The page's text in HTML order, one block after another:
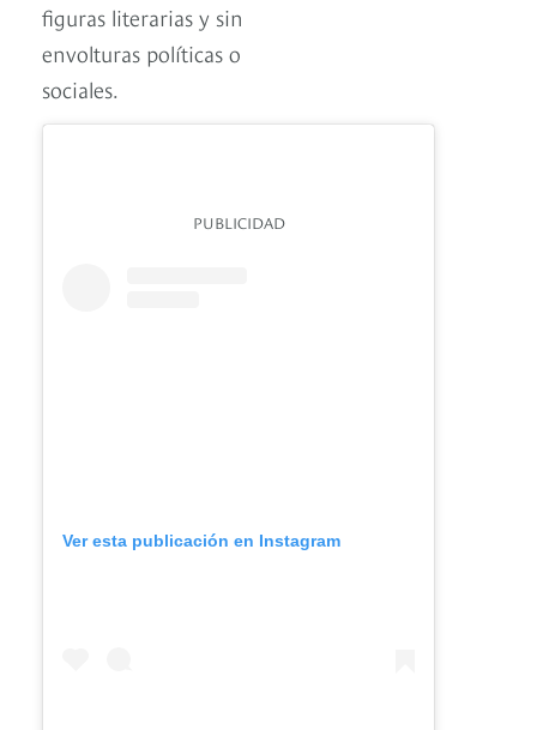
figuras literarias y sin
envolturas políticas o
sociales.
PUBLICIDAD
Ver esta publicación en Instagram